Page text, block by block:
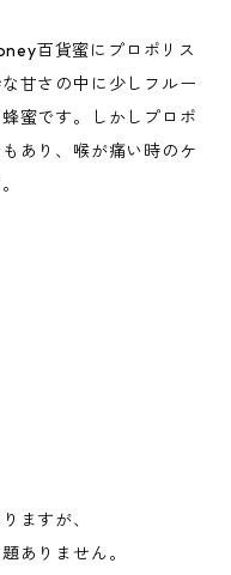
百貨蜜にプロポリス
甘さの中に少しフルー
蜜です。しかしプロポ
あり、喉が痛い時のケ
ますが、
ありません。